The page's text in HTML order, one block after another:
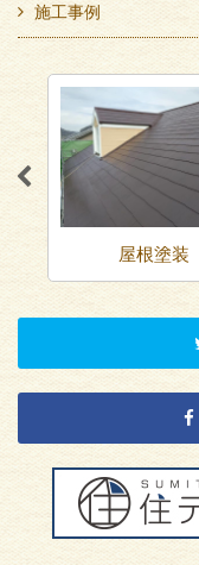
施工事例
屋根塗装